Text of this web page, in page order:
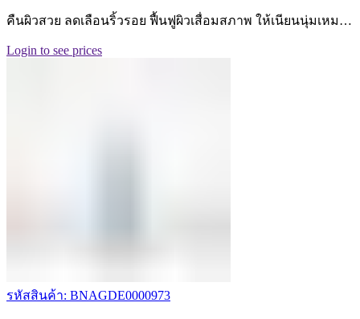
คืนผิวสวย ลดเลือนริ้วรอย ฟื้นฟูผิวเสื่อมสภาพ ให้เนียนนุ่มเหม…
Login to see prices
รหัสสินค้า: BNAGDE0000973